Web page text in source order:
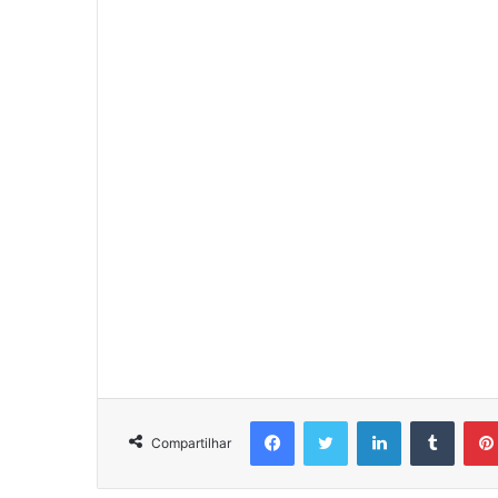
Compartilhar
FacebookTwitter Linkedin